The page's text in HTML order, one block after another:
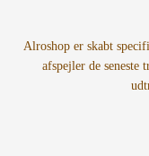
Alroshop er skabt
afspejler de seneste